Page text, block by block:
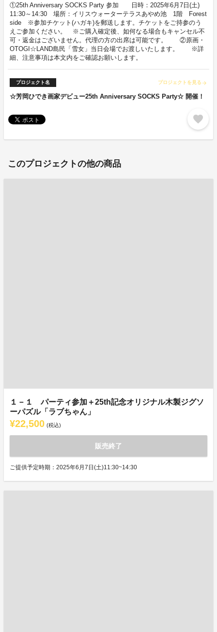
①25th Anniversary SOCKS Party 参加 日時：2025年6月7日(土)
11:30～14:30 場所：イリスウォーターテラスあやめ池 1階 Forest
side ※参加チケット(ハガキ)を郵送します。チケットをご持参のう
えご参加ください。 ※ご購入確定後、如何なる場合もキャンセル不
可・返金はございません。代理の方の出席は可能です。 ②原画・
OTOGI☆LAND島民「雪女」当日会場でお渡しいたします。 ※詳
細、注意事項は本文内をご確認お願いします。
プロジェクト名 プロジェクトを見る arrow_forward
☆芳岡ひでき画家デビュー25th Anniversary SOCKS Party☆ 開催！
favorite
このプロジェクトの他の商品
１－１ パーティ参加＋25th記念オリジナル木製ジグソ
ーパズル「ラブちゃん」
¥22,500 (税込)
販売終了
ご提供予定時期：2025年6月7日(土)11:30~14:30